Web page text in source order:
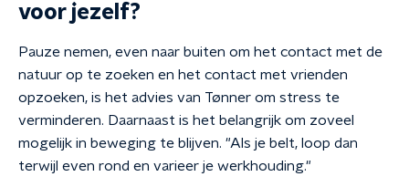
voor jezelf?
Pauze nemen, even naar buiten om het contact met de
natuur op te zoeken en het contact met vrienden
opzoeken, is het advies van Tønner om stress te
verminderen. Daarnaast is het belangrijk om zoveel
mogelijk in beweging te blijven. "Als je belt, loop dan
terwijl even rond en varieer je werkhouding."